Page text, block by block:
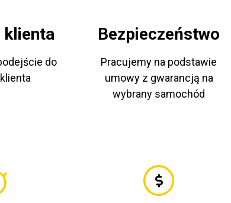
klienta
do
Bezpieczeństwo
Pracujemy na podstawie
umowy z gwarancją na
wybrany samochód